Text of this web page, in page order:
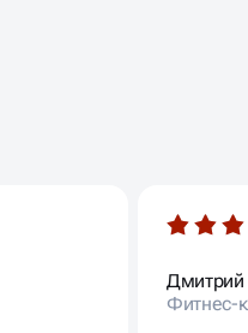
Дмитрий
Фитнес-